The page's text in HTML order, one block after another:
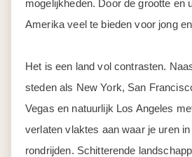
mogelijkheden. Door de grootte en
Amerika veel te bieden voor jong
Het is een land vol contrasten.
steden als New York, San
Vegas en natuurlijk Los Angeles
verlaten vlaktes aan waar je uren
rondrijden. Schitterende